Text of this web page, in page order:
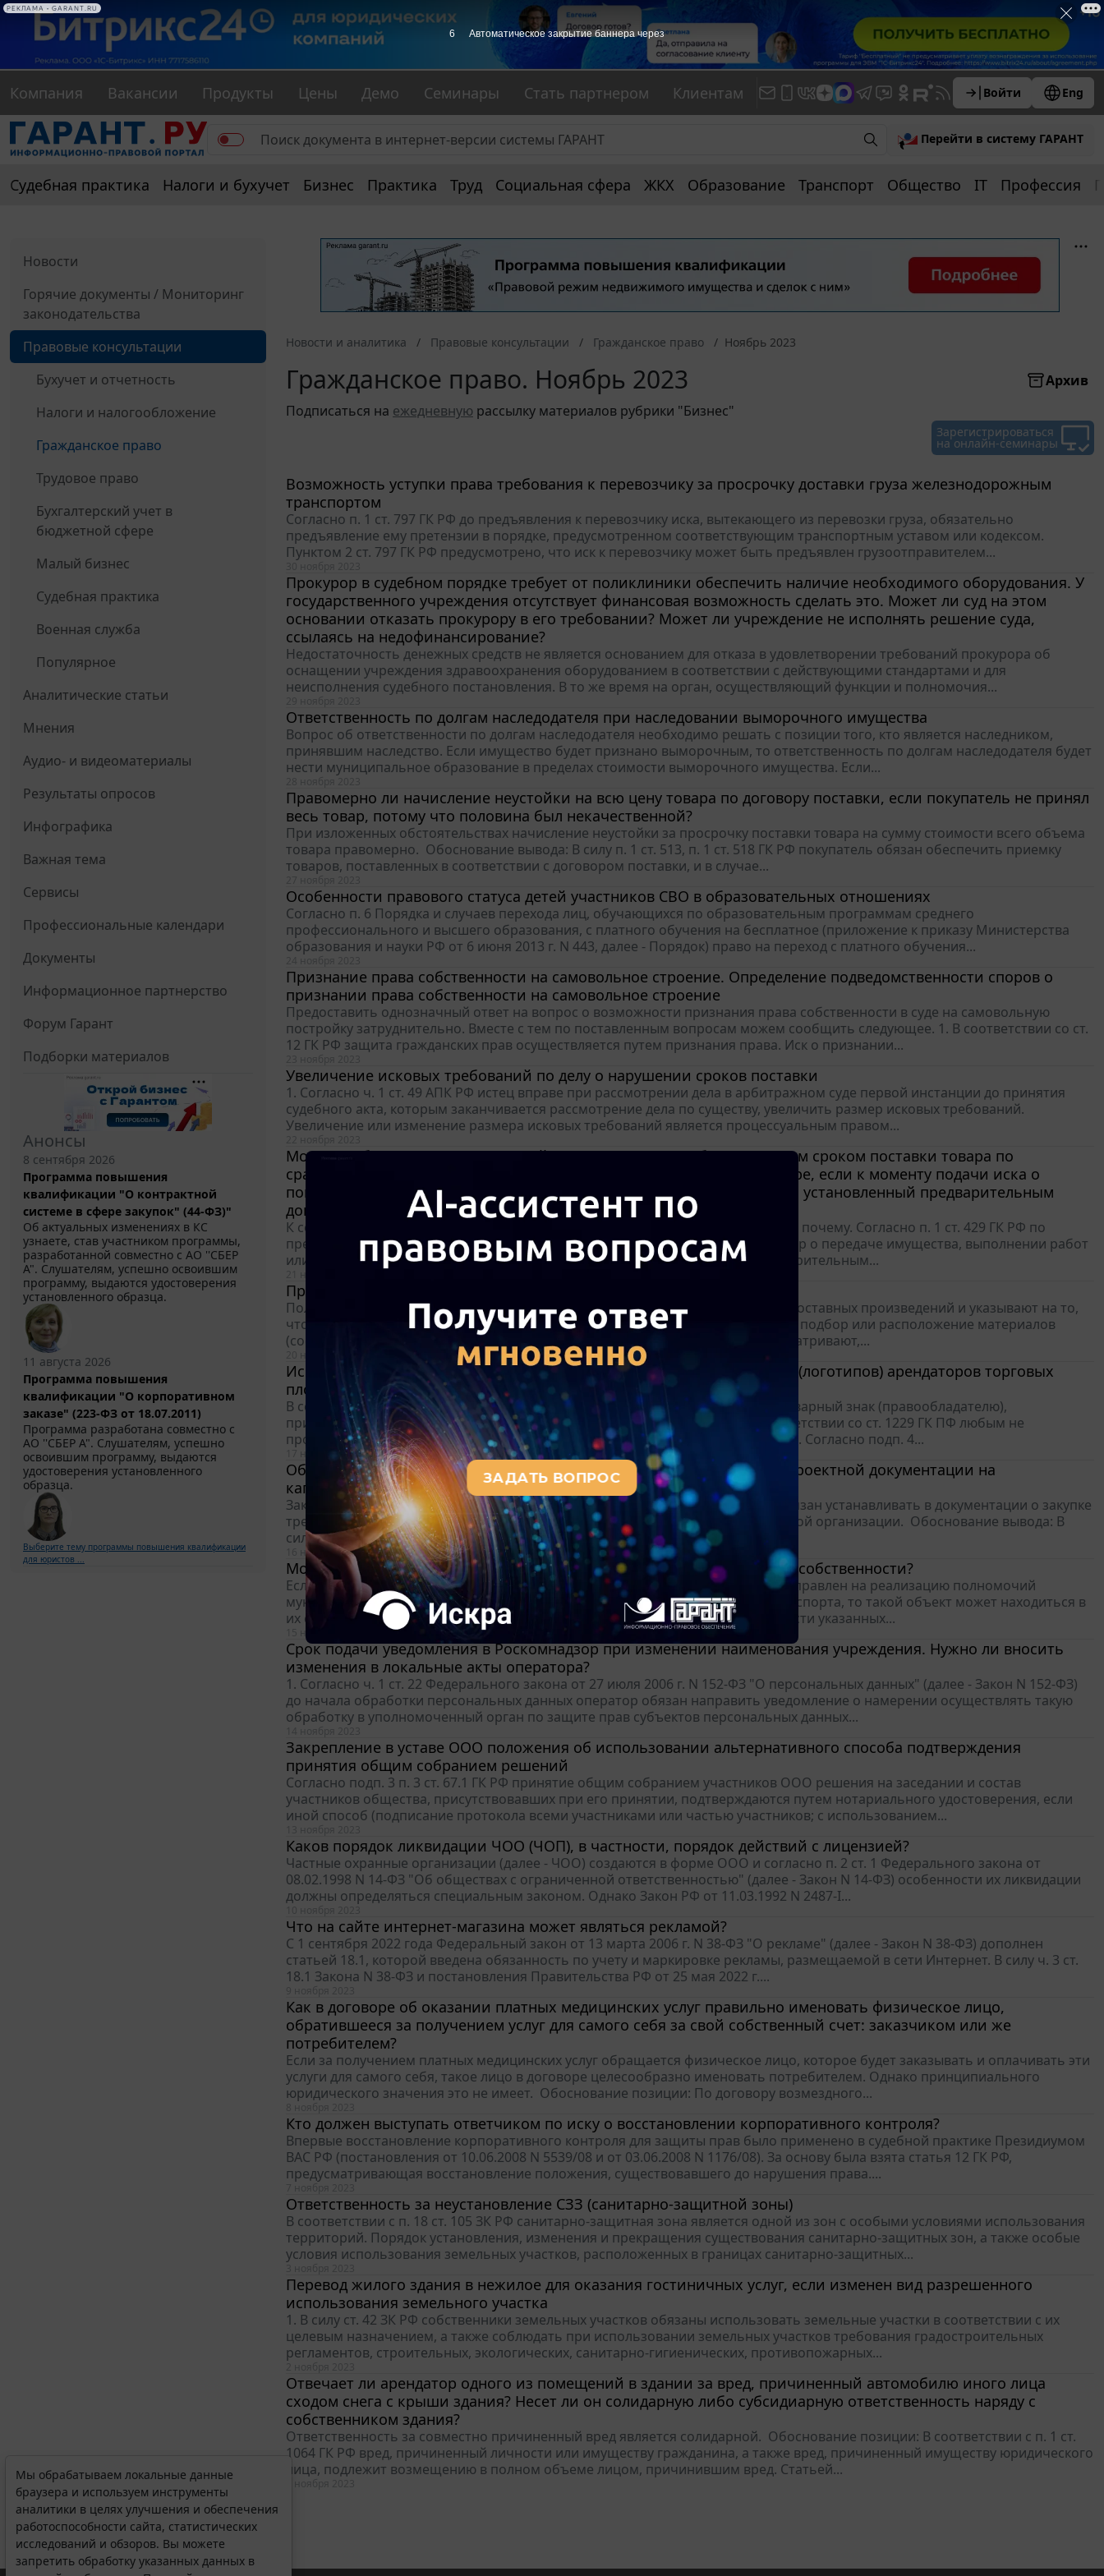
Компания Вакансии Продукты Цены Демо Семинары Стать партнером Клиентам Войти Eng
Перейти в систему ГАРАНТ
Судебная практика Налоги и бухучет Бизнес Практика Труд Социальная сфера ЖКХ Образование Транспорт Общество IT Профессия
Новости
Горячие документы / Мониторинг
законодательства
Правовые консультации
Бухучет и отчетность
Налоги и налогообложение
Гражданское право
Трудовое право
Бухгалтерский учет в
бюджетной сфере
Малый бизнес
Судебная практика
Военная служба
Популярное
Аналитические статьи
Мнения
Аудио- и видеоматериалы
Результаты опросов
Инфографика
Важная тема
Сервисы
Профессиональные календари
Документы
Информационное партнерство
Форум Гарант
Подборки материалов
Анонсы
8 сентября 2026
Программа повышения
квалификации "О контрактной
системе в сфере закупок" (44-ФЗ)"
Об актуальных изменениях в КС
узнаете, став участником программы,
разработанной совместно с АО ''СБЕР
А". Слушателям, успешно освоившим
программу, выдаются удостоверения
установленного образца.
11 августа 2026
Программа повышения
квалификации "О корпоративном
заказе" (223-ФЗ от 18.07.2011)
Программа разработана совместно с
АО ''СБЕР А". Слушателям, успешно
освоившим программу, выдаются
удостоверения установленного
образца.
Выберите тему программы повышения квалификации
для юристов ...
Новости и аналитика Правовые консультации Гражданское право Ноябрь 2023
Гражданское право. Ноябрь 2023
Архив
Подписаться на ежедневную рассылку материалов рубрики "Бизнес"
Зарегистрироваться
на онлайн-семинары
Возможность уступки права требования к перевозчику за просрочку доставки груза железнодорожным
транспортом
Согласно п. 1 ст. 797 ГК РФ до предъявления к перевозчику иска, вытекающего из перевозки груза, обязательно
предъявление ему претензии в порядке, предусмотренном соответствующим транспортным уставом или кодексом.
Пунктом 2 ст. 797 ГК РФ предусмотрено, что иск к перевозчику может быть предъявлен грузоотправителем...
Прокурор в судебном порядке требует от поликлиники обеспечить наличие необходимого оборудования. У
государственного учреждения отсутствует финансовая возможность сделать это. Может ли суд на этом
основании отказать прокурору в его требовании? Может ли учреждение не исполнять решение суда,
ссылаясь на недофинансирование?
Недостаточность денежных средств не является основанием для отказа в удовлетворении требований прокурора об
оснащении учреждения здравоохранения оборудованием в соответствии с действующими стандартами и для
неисполнения судебного постановления. В то же время на орган, осуществляющий функции и полномочия...
Ответственность по долгам наследодателя при наследовании выморочного имущества
Вопрос об ответственности по долгам наследодателя необходимо решать с позиции того, кто является наследником,
принявшим наследство. Если имущество будет признано выморочным, то ответственность по долгам наследодателя будет
нести муниципальное образование в пределах стоимости выморочного имущества. Если...
Правомерно ли начисление неустойки на всю цену товара по договору поставки, если покупатель не принял
весь товар, потому что половина был некачественной?
При изложенных обстоятельствах начисление неустойки за просрочку поставки товара на сумму стоимости всего объема
товара правомерно. Обоснование вывода: В силу п. 1 ст. 513, п. 1 ст. 518 ГК РФ покупатель обязан обеспечить приемку
товаров, поставленных в соответствии с договором поставки, и в случае...
Особенности правового статуса детей участников СВО в образовательных отношениях
Согласно п. 6 Порядка и случаев перехода лиц, обучающихся по образовательным программам среднего
профессионального и высшего образования, с платного обучения на бесплатное (приложение к приказу Министерства
образования и науки РФ от 6 июня 2013 г. N 443, далее - Порядок) право на переход с платного обучения...
Признание права собственности на самовольное строение. Определение подведомственности споров о
признании права собственности на самовольное строение
Предоставить однозначный ответ на вопрос о возможности признания права собственности в суде на самовольную
постройку затруднительно. Вместе с тем по поставленным вопросам можем сообщить следующее. 1. В соответствии со ст.
12 ГК РФ защита гражданских прав осуществляется путем признания права. Иск о признании...
Увеличение исковых требований по делу о нарушении сроков поставки
1. Согласно ч. 1 ст. 49 АПК РФ истец вправе при рассмотрении дела в арбитражном суде первой инстанции до принятия
судебного акта, которым заканчивается рассмотрение дела по существу, увеличить размер исковых требований.
Увеличение или изменение размера исковых требований является процессуальным правом...
Может ли быть заключен основной договор поставки с более поздним сроком поставки товара по
сравнению с тем сроком, который указан в предварительном договоре, если к моменту подачи иска о
понуждении покупателя заключить основной договор срок поставки, установленный предварительным
договором, уже истек?
К сожалению, затрудняемся однозначно ответить на данный вопрос. Поясним почему. Согласно п. 1 ст. 429 ГК РФ по
предварительному договору стороны обязуются заключить в будущем договор о передаче имущества, выполнении работ
или оказании услуг (основной договор) на условиях, предусмотренных предварительным...
Правовое регулирование договора на создание интернет-сайта
Положения п. 2 ст. 1260 ГК РФ называют интернет-сайт в числе не сложных, а составных произведений и указывают на то,
что автору такого сайта принадлежат авторские права на осуществленные им подбор или расположение материалов
(составительство). Положения подп. 2 п. 2 ст. 1259 ГК РФ также прямо предусматривают,...
Использование арендодателем (торговым центром) товарных знаков (логотипов) арендаторов торговых
площадей в этом центре без лицензионного договора
В соответствии с п. 1 ст. 1484 ГК РФ лицу, на имя которого зарегистрирован товарный знак (правообладателю),
принадлежит исключительное право использования товарного знака в соответствии со ст. 1229 ГК ПФ любым не
противоречащим закону способом (исключительное право на товарный знак). Согласно подп. 4...
17 ноября 2023
Обязанность членства в СРО при выполнении работ по разработке проектной документации на
капитальный ремонт
Заказчик при проведении закупки на разработку проектной документации обязан устанавливать в документации о закупке
требование к участникам закупки о наличии у них членства в саморегулируемой организации. Обоснование вывода: В
силу ч. 1 ст. 48 Градостроительного кодекса РФ (далее - ГрК РФ) подготовка...
16 ноября 2023
Может ли аквапарк находиться в государственной и муниципальной собственности?
Если рассматриваемый в вопросе аквапарк относится к объектам спорта и направлен на реализацию полномочий
муниципальных образований и субъектов РФ в сфере физической культуры и спорта, то такой объект может находиться в
их собственности. В ином случае нахождение такого имущества в собственности указанных...
Срок подачи уведомления в Роскомнадзор при изменении наименования учреждения. Нужно ли вносить
изменения в локальные акты оператора?
1. Согласно ч. 1 ст. 22 Федерального закона от 27 июля 2006 г. N 152-ФЗ "О персональных данных" (далее - Закон N 152-ФЗ)
до начала обработки персональных данных оператор обязан направить уведомление о намерении осуществлять такую
обработку в уполномоченный орган по защите прав субъектов персональных данных...
Закрепление в уставе ООО положения об использовании альтернативного способа подтверждения
принятия общим собранием решений
Согласно подп. 3 п. 3 ст. 67.1 ГК РФ принятие общим собранием участников ООО решения на заседании и состав
участников общества, присутствовавших при его принятии, подтверждаются путем нотариального удостоверения, если
иной способ (подписание протокола всеми участниками или частью участников; с использованием...
Каков порядок ликвидации ЧОО (ЧОП), в частности, порядок действий с лицензией?
Частные охранные организации (далее - ЧОО) создаются в форме ООО и согласно п. 2 ст. 1 Федерального закона от
08.02.1998 N 14-ФЗ "Об обществах с ограниченной ответственностью" (далее - Закон N 14-ФЗ) особенности их ликвидации
должны определяться специальным законом. Однако Закон РФ от 11.03.1992 N 2487-I...
Что на сайте интернет-магазина может являться рекламой?
С 1 сентября 2022 года Федеральный закон от 13 марта 2006 г. N 38-ФЗ "О рекламе" (далее - Закон N 38-ФЗ) дополнен
статьей 18.1, которой введена обязанность по учету и маркировке рекламы, размещаемой в сети Интернет. В силу ч. 3 ст.
18.1 Закона N 38-ФЗ и постановления Правительства РФ от 25 мая 2022 г....
Как в договоре об оказании платных медицинских услуг правильно именовать физическое лицо,
обратившееся за получением услуг для самого себя за свой собственный счет: заказчиком или же
потребителем?
Если за получением платных медицинских услуг обращается физическое лицо, которое будет заказывать и оплачивать эти
услуги для самого себя, такое лицо в договоре целесообразно именовать потребителем. Однако принципиального
юридического значения это не имеет. Обоснование позиции: По договору возмездного...
Кто должен выступать ответчиком по иску о восстановлении корпоративного контроля?
Впервые восстановление корпоративного контроля для защиты прав было применено в судебной практике Президиумом
ВАС РФ (постановления от 10.06.2008 N 5539/08 и от 03.06.2008 N 1176/08). За основу была взята статья 12 ГК РФ,
предусматривающая восстановление положения, существовавшего до нарушения права....
Ответственность за неустановление СЗЗ (санитарно-защитной зоны)
В соответствии с п. 18 ст. 105 ЗК РФ санитарно-защитная зона является одной из зон с особыми условиями использования
территорий. Порядок установления, изменения и прекращения существования санитарно-защитных зон, а также особые
условия использования земельных участков, расположенных в границах санитарно-защитных...
Перевод жилого здания в нежилое для оказания гостиничных услуг, если изменен вид разрешенного
использования земельного участка
1. В силу ст. 42 ЗК РФ собственники земельных участков обязаны использовать земельные участки в соответствии с их
целевым назначением, а также соблюдать при использовании земельных участков требования градостроительных
регламентов, строительных, экологических, санитарно-гигиенических, противопожарных...
Отвечает ли арендатор одного из помещений в здании за вред, причиненный автомобилю иного лица
сходом снега с крыши здания? Несет ли он солидарную либо субсидиарную ответственность наряду с
собственником здания?
Ответственность за совместно причиненный вред является солидарной. Обоснование позиции: В соответствии с п. 1 ст.
1064 ГК РФ вред, причиненный личности или имуществу гражданина, а также вред, причиненный имуществу юридического
лица, подлежит возмещению в полном объеме лицом, причинившим вред. Статьей...
Мы обрабатываем локальные данные
браузера и используем инструменты
аналитики в целях улучшения и обеспечения
работоспособности сайта, статистических
исследований и обзоров. Вы можете
запретить обработку указанных данных в
5 Автоматическое закрытие баннера через
РЕКЛАМА • GARANT.RU